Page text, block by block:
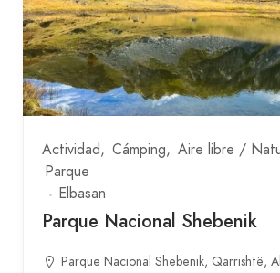
Actividad Cámping
Aire libre /
Parque
Elbasan
Parque Nacional Shebenik
Parque Nacional Shebenik, Qarrishtë,